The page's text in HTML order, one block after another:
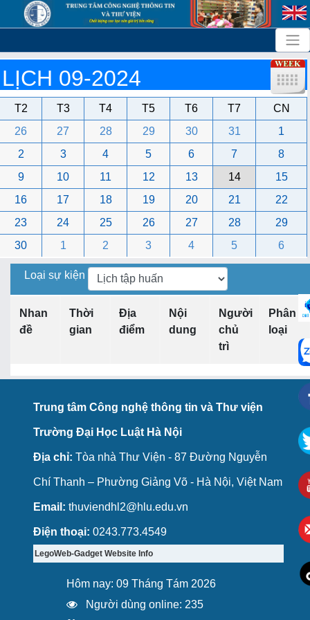
LỊCH 09-2024
T2 T3 T4 T5 T6 T7
CN
26
27 28 29 30 31
1
2
3 4 5 6 7
8
9
10 11 12 13 14
15
16
17 18 19 20 21
22
23
24 25 26 27 28
29
30
1 2 3 4 5 6
Loại sự kiện
Nhan
đề
Thời
gian
Địa
điểm
Nội
dung
Người
chủ
trì
Phân
loại
Trung tâm Công nghệ thông tin và Thư viện
Trường Đại Học Luật Hà Nội
Địa chỉ: Tòa nhà Thư Viện - 87 Đường Nguyễn
Chí Thanh – Phường Giảng Võ - Hà Nội, Việt Nam
Email: thuviendhl2@hlu.edu.vn
Điện thoại: 0243.773.4549
LegoWeb-Gadget Website Info
Hôm nay: 09 Tháng Tám 2026
Người dùng online: 235